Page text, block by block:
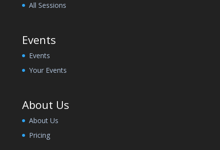
All Sessions
Events
Events
Your Events
About Us
About Us
Pricing